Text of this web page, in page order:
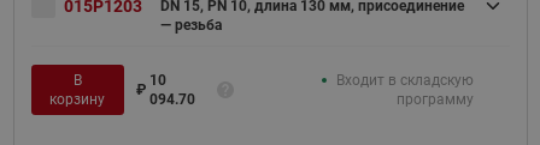
015P1203
DN 15, PN 10, длина 130 мм, присоединение
— резьба
В
корзину
₽
10
094.70
Входит в складскую
программу